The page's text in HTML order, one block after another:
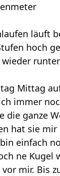
läuft
hoch
Mittag
immer
die ganze
hat sie mir
einfach
ne Kugel
mir. Bis